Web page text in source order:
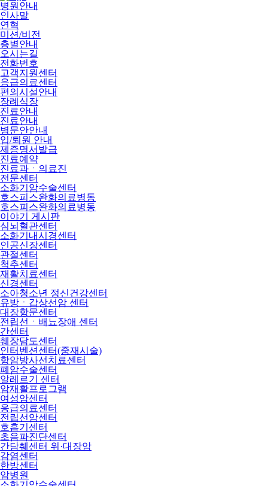
병원안내
인사말
연혁
미션/비전
층별안내
오시는길
전화번호
고객지원센터
응급의료센터
편의시설안내
장례식장
진료안내
진료안내
병문안안내
입/퇴원 안내
제증명서발급
진료예약
진료과ㆍ의료진
전문센터
소화기암수술센터
호스피스완화의료병동
호스피스완화의료병동
이야기 게시판
심뇌혈관센터
소화기내시경센터
인공신장센터
관절센터
척추센터
재활치료센터
신경센터
소아청소년 정신건강센터
유방ㆍ갑상선암 센터
대장항문센터
전립선ㆍ배뇨장애 센터
간센터
췌장담도센터
인터벤션센터(중재시술)
항암방사선치료센터
폐암수술센터
알레르기 센터
암재활프로그램
여성암센터
응급의료센터
전립선암센터
호흡기센터
초음파진단센터
간담췌센터 위·대장암
감염센터
한방센터
암병원